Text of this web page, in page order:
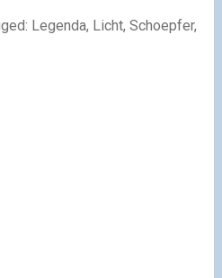
Legenda, Licht, Schoepfer,